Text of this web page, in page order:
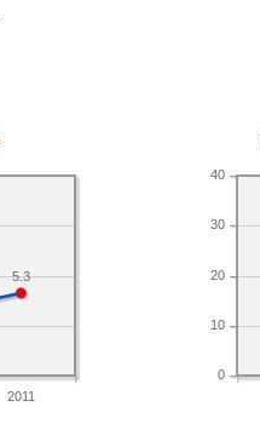
2011
5.3
0
10
20
30
40